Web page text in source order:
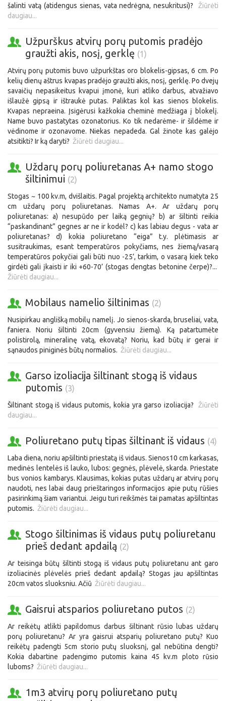
šalinti vatą (atidengus sienas, vata nedrėgna, nesukritusi)? Žiūrėti
daugiau...
Užpurškus atvirų porų putomis pradėjo
graužti akis, nosį, gerklę (1)
Atvirų porų putomis buvo užpurkštas oro blokelis-gipsas, 6 cm. Po
kelių dienų aštrus kvapas pradėjo graužti akis, nosį, gerklę. Po dvejų
savaičių nepasikeitus kvapui įmonė, kuri atliko darbus, atvažiavo
išlaužė gipsą ir ištraukė putas. Paliktas kol kas sienos blokelis.
Kvapas nepraeina. Įsigėrusi kažkokia cheminė medžiaga į blokelį.
Name buvo pastatytas ozonatorius. Ko tik nedarėme- ir šildėme ir
vėdinome ir ozonavome. Niekas nepadeda. Gal žinote kas galėjo
atsitikti? Ir ką daryti? Žiūrėti daugiau...
Uždarų porų poliuretanas A+ namo stogo
šiltinimui (2)
Stogas ~ 100 kv.m, dvišlaitis. Pagal projektą architekto numatyta 25
cm uždarų porų poliuretanas. Namas A+. Ar uždarų porų
poliuretanas: a) nesupūdo per laiką gegnių? b) ar šiltinti reikia
“paskandinant” gegnes ar ne ir kodėl? c) kas labiau degus - vata ar
poliuretanas? d) kokia poliuretano “eiga” t.y. plėtimasis ar
susitraukimas, esant temperatūros pokyčiams, nes žiemą/vasarą
temperatūros pokyčiai gali būti nuo -25’, tarkim, o vasarą kiek teko
girdėti gali įkaisti ir iki +60-70’ (stogas dengtas betonine čerpe)?...
Žiūrėti daugiau...
Mobilaus namelio šiltinimas (2)
Nusipirkau anglišką mobilų namelį. Jo sienos-skarda, bruseliai, vata,
faniera. Noriu šiltinti 20cm (gyvensiu žiemą). Ką patartumėte
polistirolą, mineralinę vatą, ekovatą? Noriu, kad būtų ir gerai ir
sąnaudos piniginės būtų normalios. Žiūrėti daugiau...
Garso izoliacija šiltinant stogą iš vidaus
putomis (3)
Šiltinant stogą iš vidaus putomis, kokia yra garso izoliacija? Žiūrėti
daugiau...
Poliuretano putų tipas šiltinant iš vidaus (4)
Laba diena, noriu apšiltinti priestatą iš vidaus. Sienos10 cm karkasas,
medinės lentelės iš lauko, lubos: gegnės, plėvelė, skarda. Priestate
bus vonios kambarys. Klausimas, kokias putas uždarų ar atvirų porų
naudoti, nes labai daug prieštaringos informacijos apie putų rūšies
pasirinkimą šiam variantui. Jeigu turi reikšmės tai pamatas apšiltintas
putomis. Žiūrėti daugiau...
Stogo šiltinimas iš vidaus putų poliuretanu
prieš dedant apdailą (2)
Ar teisinga būtų šiltinti stogą iš vidaus putų poliuretanu ant garo
izoliacinės plėvelės prieš dedant apdailą? Stogas jau apšiltintas
20cm vatos sluoksniu. Ačiū Žiūrėti daugiau...
Gaisrui atsparios poliuretano putos (2)
Ar reikėtų atlikti papildomus darbus šiltinant rūsio lubas uždarų
porų poliuretanu? Ar yra gaisrui atsparių poliuretano putų? Kuo
reikėtų padengti 5cm storio putų sluoksnį, gal nebūtina dengti?
Kokia dabartine padengimo putomis kaina 45 kv.m ploto rūsio
luboms? Žiūrėti daugiau...
1m3 atvirų porų poliuretano putų